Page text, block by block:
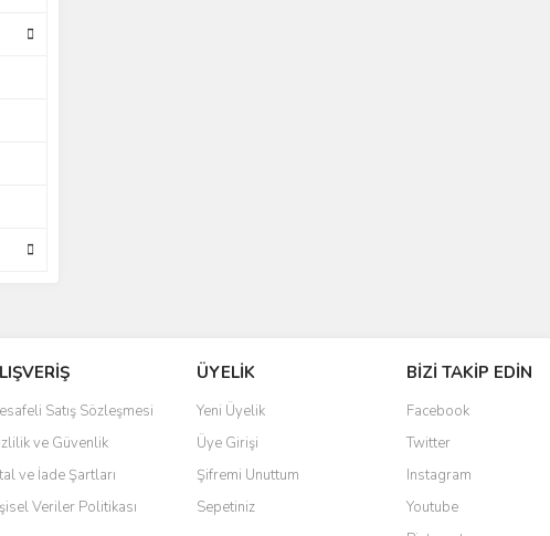
Satış Sözleşmesi
ve Güvenlik
ve İade Şartları
Veriler Politikası
ÜYELİK
Yeni Üyelik
Üye Girişi
Şifremi Unuttum
Sepetiniz
BİZİ TAKİP EDİN
Facebook
Twitter
Instagram
Youtube